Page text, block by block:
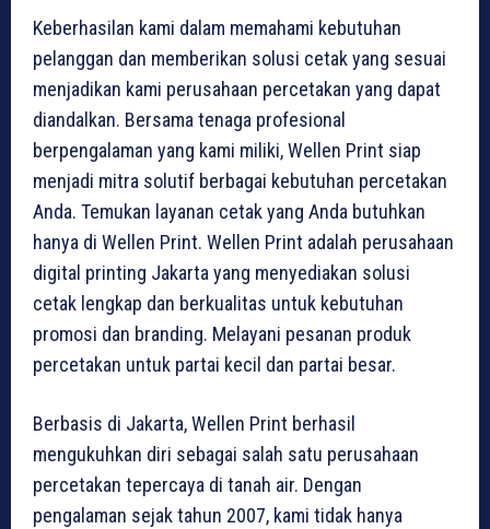
Keberhasilan kami dalam memahami kebutuhan
pelanggan dan memberikan solusi cetak yang sesuai
menjadikan kami perusahaan percetakan yang dapat
diandalkan. Bersama tenaga profesional
berpengalaman yang kami miliki, Wellen Print siap
menjadi mitra solutif berbagai kebutuhan percetakan
Anda. Temukan layanan cetak yang Anda butuhkan
hanya di Wellen Print. Wellen Print adalah perusahaan
digital printing Jakarta yang menyediakan solusi
cetak lengkap dan berkualitas untuk kebutuhan
promosi dan branding. Melayani pesanan produk
percetakan untuk partai kecil dan partai besar.
Berbasis di Jakarta, Wellen Print berhasil
mengukuhkan diri sebagai salah satu perusahaan
percetakan tepercaya di tanah air. Dengan
pengalaman sejak tahun 2007, kami tidak hanya